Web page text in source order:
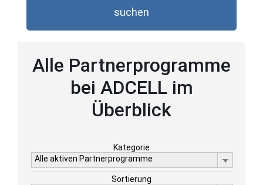
suchen
Alle Partnerprogramme
bei ADCELL im
Überblick
Kategorie
Alle aktiven Partnerprogramme
Sortierung